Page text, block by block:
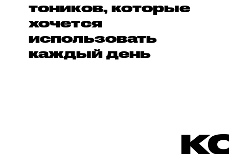
тоников, которые
хочется
использовать
каждый день